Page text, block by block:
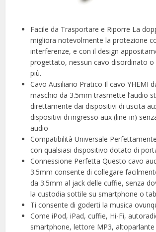
Facile da Trasportare e Riporre La
migliora notevolmente la protezione
interferenze, e con il design
progettato, nessun cavo disordinato o
più.
Cavo Ausiliario Pratico Il cavo YHEMI
maschio da 3.5mm trasmette l’audio
direttamente dai dispositivi di uscita
dispositivi di ingresso aux (line-in)
audio
Compatibilità Universale
con qualsiasi dispositivo dotato di
Connessione Perfetta Questo cavo
3.5mm consente di collegare
da 3.5mm al jack delle cuffie, senza
la custodia sottile su smartphone o
Ti consente di goderti la musica
Come iPod, iPad, cuffie, Hi-Fi,
smartphone, lettore MP3, altoparlante